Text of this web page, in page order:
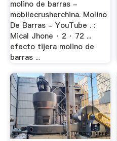
molino de barras -
mobilecrusherchina. Molino
De Barras - YouTube . :
Mical Jhone · 2 · 72 ...
efecto tijera molino de
barras ...